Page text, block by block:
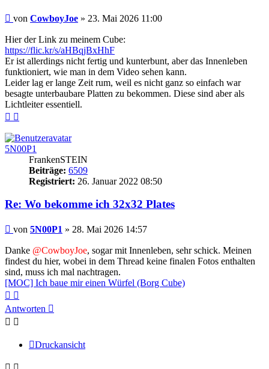
Beitrag
von CowboyJoe » 23. Mai 2026 11:00
Hier der Link zu meinem Cube:
https://flic.kr/s/aHBqjBxHhF
Er ist allerdings nicht fertig und kunterbunt, aber das Innenleben
funktioniert, wie man in dem Video sehen kann.
Leider lag er lange Zeit rum, weil es nicht ganz so einfach war
besagte unterbaubare Platten zu bekommen. Diese sind aber als
Lichtleiter essentiell.
Nach
(Seite)
(Beitrag)
5N00P1
FrankenSTEIN
Beiträge: 6509
Registriert: 26. Januar 2022 08:50
Re: Wo bekomme ich 32x32 Plates
Beitrag
von 5N00P1 » 28. Mai 2026 14:57
Danke @CowboyJoe, sogar mit Innenleben, sehr schick. Meinen
findest du hier, wobei in dem Thread keine finalen Fotos enthalten
sind, muss ich mal nachtragen.
[MOC] Ich baue mir einen Würfel (Borg Cube)
Nach
oben
(Seite)
oben
(Beitrag)
Antworten
Druckansicht